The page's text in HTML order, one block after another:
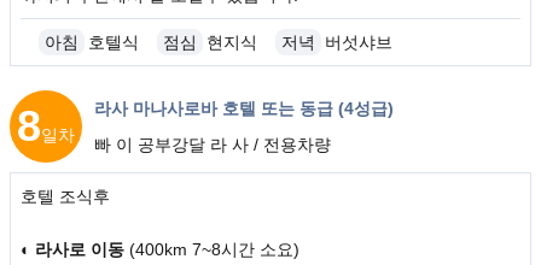
아침 호텔식 점심 현지식 저녁 버섯샤브
8일차
라사 마나사로바 호텔 또는 동급 (4성급)
빠 이 공부강달 라 사 / 전용차량
호텔 조식후
◐ 라사로 이동 (400km 7~8시간 소요)